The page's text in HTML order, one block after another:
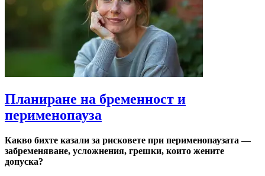
Планиране на бременност и
перименопауза
Какво бихте казали за рисковете при перименопаузата —
забременяване, усложнения, грешки, които жените
допуска?